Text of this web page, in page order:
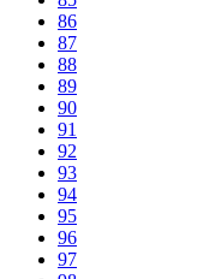
86
87
88
89
90
91
92
93
94
95
96
97